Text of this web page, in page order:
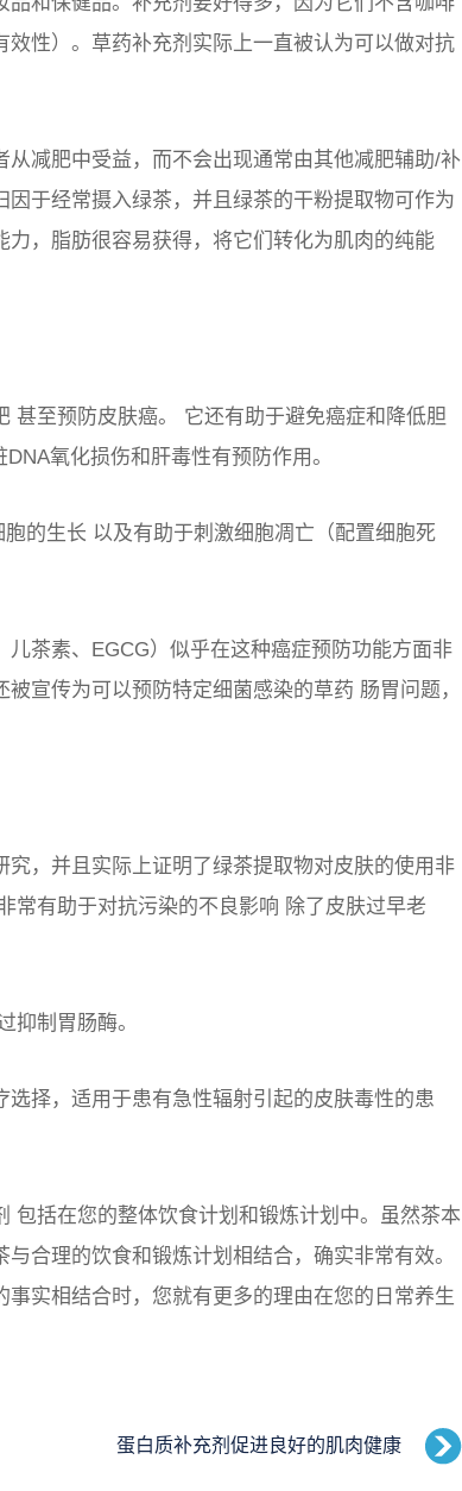
性）。草药补充剂实际上一直被认为可以做对抗
减肥中受益，而不会出现通常由其他减肥辅助/补
于经常摄入绿茶，并且绿茶的干粉提取物可作为
，脂肪很容易获得，将它们转化为肌肉的纯能
甚至预防皮肤癌。
它还有助于避免癌症和降低胆
氧化损伤和肝毒性有预防作用。
胞的生长 以及有助于刺激细胞凋亡（配置细胞死
茶素、EGCG）似乎在这种癌症预防功能方面非
被宣传为可以预防特定细菌感染的草药 肠胃问题，
，并且实际上证明了绿茶提取物对皮肤的使用非
常有助于对抗污染的不良影响 除了皮肤过早老
抑制胃肠酶。
择，适用于患有急性辐射引起的皮肤毒性的患
包括在您的整体饮食计划和锻炼计划中。虽然茶本
合理的饮食和锻炼计划相结合，确实非常有效。
实相结合时，您就有更多的理由在您的日常养生
蛋白质补充剂促进良好的肌肉健康